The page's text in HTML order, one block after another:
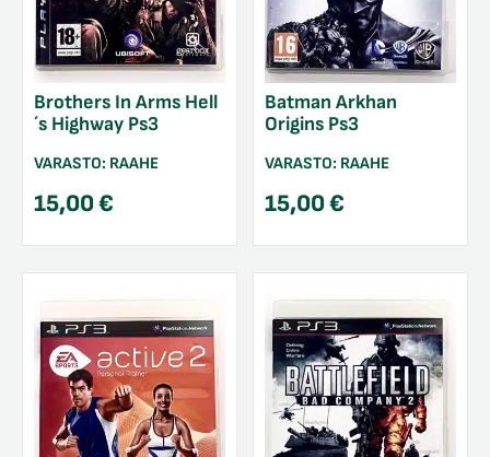
Brothers In Arms Hell
´s Highway Ps3
VARASTO: RAAHE
15,00€
Batman Arkhan
Origins Ps3
VARASTO: RAAHE
15,00€